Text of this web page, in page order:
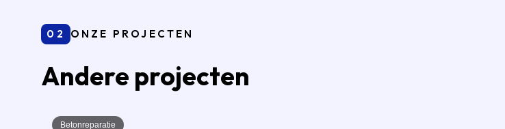
02 ONZE PROJECTEN
Andere projecten
Betonreparatie